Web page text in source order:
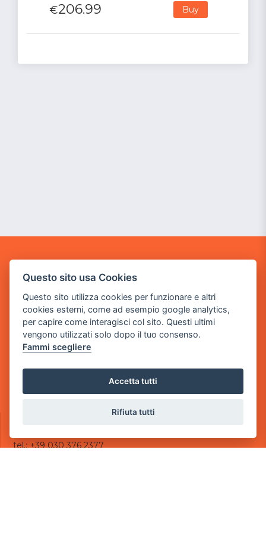
€206.99 Buy
BY POWER GAME SRL
Sede Legale
via Villaggio dei Platani, 3
- 25014 Castenedolo, Brescia
Sede Operativa
Partita iva 03308130982
Cod. SDI: USAL8PV
tel.: +39 030 376 2377
Questo sito usa Cookies
Questo sito utilizza cookies per funzionare e altri
cookies esterni, come ad esempio google analytics,
per capire come interagisci col sito. Questi ultimi
vengono utilizzati solo dopo il tuo consenso.
Fammi scegliere
Accetta tutti
Rifiuta tutti